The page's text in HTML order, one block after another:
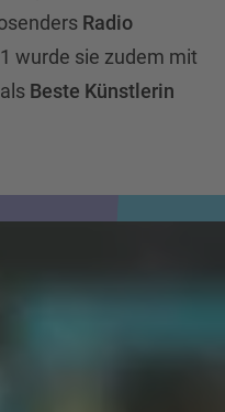
Radio
wurde sie zudem mit
Beste Künstlerin